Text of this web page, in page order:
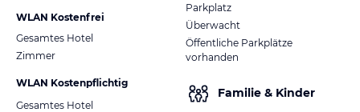
WLAN Kostenfrei
Gesamtes Hotel
Zimmer
WLAN Kostenpflichtig
Gesamtes Hotel
Parkplatz
Überwacht
Öffentliche Parkplätze
vorhanden
Familie & Kinder